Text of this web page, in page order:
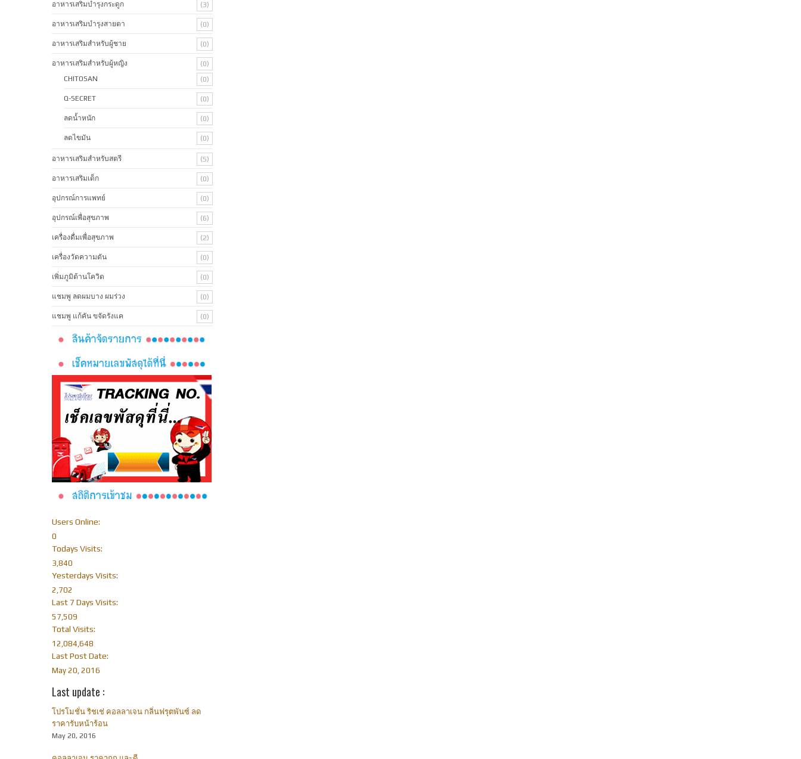
อาหารเสริมบำรุงกระดูก (3)
อาหารเสริมบำรุงสายตา (0)
อาหารเสริมสำหรับผู้ชาย (0)
อาหารเสริมสำหรับผู้หญิง
(0)
CHITOSAN
(0)
Q-SECRET (0)
ลดน้ำหนัก (0)
ลดไขมัน (0)
อาหารเสริมสำหรับสตรี (5)
อาหารเสริมเด็ก (0)
อุปกรณ์การแพทย์ (0)
อุปกรณ์เพื่อสุขภาพ (6)
เครื่องดื่มเพื่อสุขภาพ (2)
เครื่องวัดความดัน (0)
เพิ่มภูมิต้านโควิด (0)
แชมพู ลดผมบาง ผมร่วง (0)
แชมพู แก้คัน ขจัดรังแค (0)
Users Online:
0
Todays Visits:
3,840
Yesterdays Visits:
2,702
Last 7 Days Visits:
57,509
Total Visits:
12,084,648
Last Post Date:
May 20, 2016
Last update :
โปรโมชั่น ริชเช่ คอลลาเจน กลิ่นฟรุตพันซ์ ลด
ราคารับหน้าร้อน
May 20, 2016